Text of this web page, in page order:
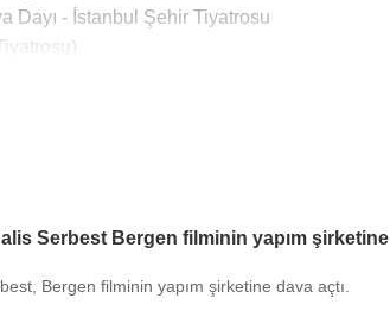
Dayı - İstanbul Şehir Tiyatrosu
Şehir Tiyatrosu)
Mektup Yazmış - (Aksanat)
Bana Mektup Yazmış - (Aksanat)
Bana Mektup Yazmış - (Aksanat)
Tiyatrosu
Serbest Bergen filminin yapım şirketine
Bergen filminin yapım şirketine dava açtı.